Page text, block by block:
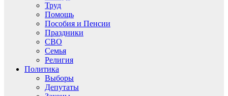
Труд
Помощь
Пособия и Пенсии
Праздники
СВО
Семья
Религия
Политика
Выборы
Депутаты